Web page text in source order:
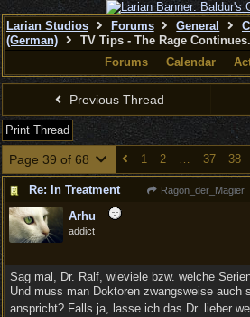
Larian Studios Forums General
(German)
TV Tips - The Rage
Forums
Calendar
Previous Thread
Print Thread
Page 39 of 68 1 2 … 37 38
Re: In Treatment Ragon_der_Magier
Arhu
addict
Sag mal, Dr. Ralf, wieviele bzw. welche
Und muss man Doktoren zwangsweise auch
anspricht? Falls ja, lasse ich das Dr. lieber